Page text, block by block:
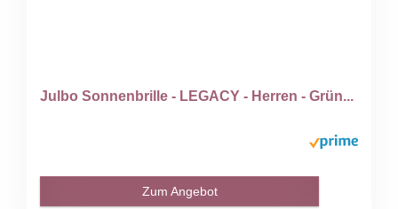
Julbo Sonnenbrille - LEGACY - Herren - Grün...
Zum Angebot